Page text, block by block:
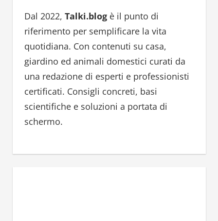
f
o
r
:
Dal 2022, Talki.blogè il punto di
riferimento per semplificare la vita
quotidiana. Con contenuti su casa,
giardino ed animali domestici curati da
una redazione di esperti e professionisti
certificati. Consigli concreti, basi
scientifiche e soluzioni a portata di
schermo.